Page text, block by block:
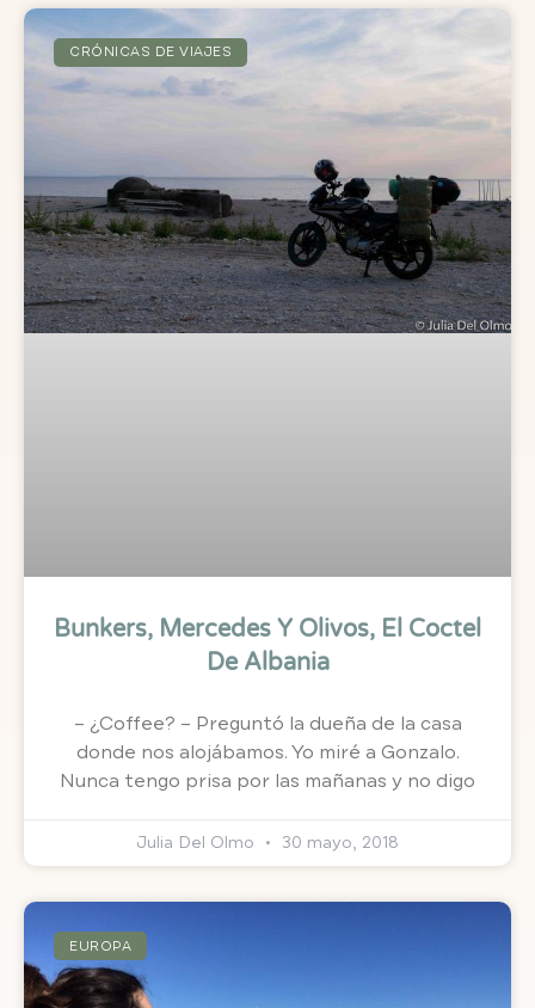
CRÓNICAS DE VIAJES
Bunkers, Mercedes Y Olivos, El Coctel
De Albania
– ¿Coffee? – Preguntó la dueña de la casa
donde nos alojábamos. Yo miré a Gonzalo.
Nunca tengo prisa por las mañanas y no digo
Julia Del Olmo 30 mayo, 2018
EUROPA